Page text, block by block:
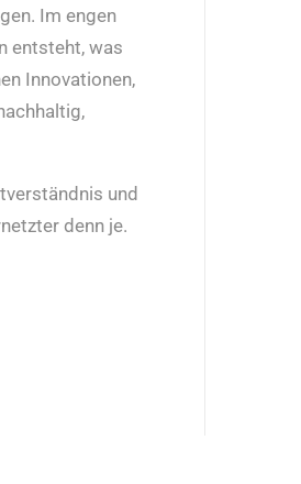
Im engen
entsteht, was
Innovationen,
und
denn je.